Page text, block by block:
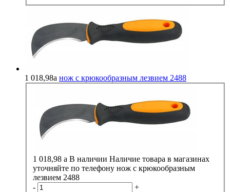
1 018,98a нож с крюкообразным лезвием 2488
1 018,98 a В наличии Наличие товара в магазинах
уточняйте по телефону нож с крюкообразным
лезвием 2488
-
+